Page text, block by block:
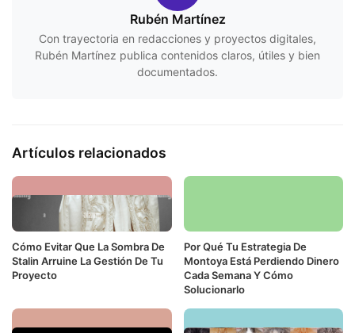
Rubén Martínez
Con trayectoria en redacciones y proyectos digitales,
Rubén Martínez publica contenidos claros, útiles y bien
documentados.
Artículos relacionados
Cómo Evitar Que La Sombra De
Stalin Arruine La Gestión De Tu
Proyecto
Por Qué Tu Estrategia De
Montoya Está Perdiendo Dinero
Cada Semana Y Cómo
Solucionarlo